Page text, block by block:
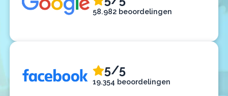
58.982 beoordelingen
5/5
19.354 beoordelingen